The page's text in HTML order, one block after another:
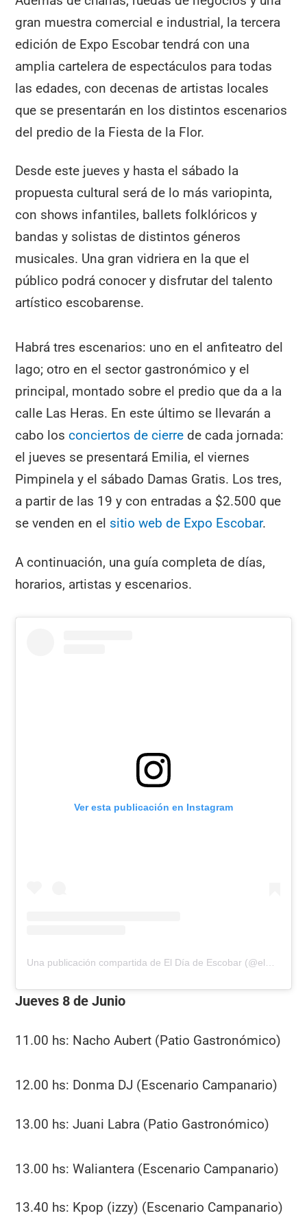
gran muestra comercial e industrial, la tercera
edición de Expo Escobar tendrá con una
amplia cartelera de espectáculos para todas
las edades, con decenas de artistas locales
que se presentarán en los distintos escenarios
del predio de la Fiesta de la Flor.
Desde este jueves y hasta el sábado la
propuesta cultural será de lo más variopinta,
con shows infantiles, ballets folklóricos y
bandas y solistas de distintos géneros
musicales. Una gran vidriera en la que el
público podrá conocer y disfrutar del talento
artístico escobarense.
Habrá tres escenarios: uno en el anfiteatro del
lago; otro en el sector gastronómico y el
principal, montado sobre el predio que da a la
calle Las Heras. En este último se llevarán a
cabo los conciertos de cierre de cada jornada:
el jueves se presentará Emilia, el viernes
Pimpinela y el sábado Damas Gratis. Los tres,
a partir de las 19 y con entradas a $2.500 que
se venden en el sitio web de Expo Escobar.
A continuación, una guía completa de días,
horarios, artistas y escenarios.
Ver esta publicación en Instagram
Una publicación compartida de El Día de Escobar (@eldiadeescobar)
Jueves 8 de Junio
11.00 hs: Nacho Aubert (Patio Gastronómico)
12.00 hs: Donma DJ (Escenario Campanario)
13.00 hs: Juani Labra (Patio Gastronómico)
13.00 hs: Waliantera (Escenario Campanario)
13.40 hs: Kpop (izzy) (Escenario Campanario)